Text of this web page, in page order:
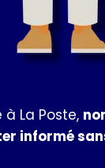
La Poste,
informé